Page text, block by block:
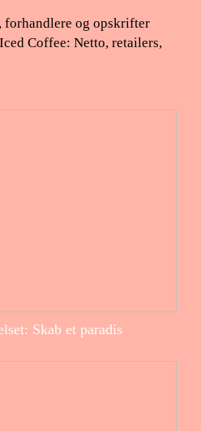
forhandlere og opskrifter
Coffee: Netto, retailers,
Skab et paradis